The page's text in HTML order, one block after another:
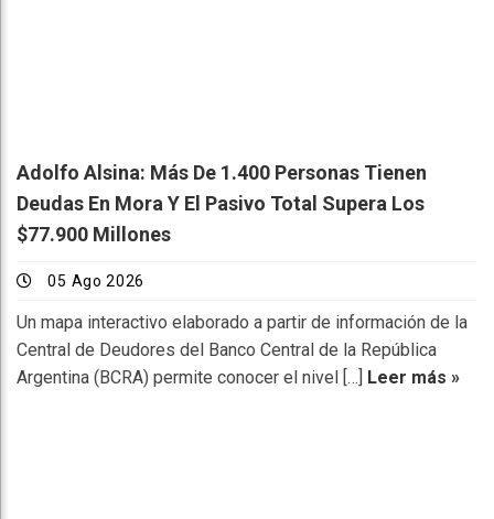
Adolfo Alsina: Más De 1.400 Personas Tienen
Deudas En Mora Y El Pasivo Total Supera Los
$77.900 Millones
05 Ago 2026
Un mapa interactivo elaborado a partir de información de la
Central de Deudores del Banco Central de la República
Argentina (BCRA) permite conocer el nivel […]
Leer más »